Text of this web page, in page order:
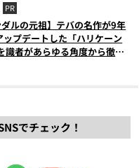
PR
ダルの元祖】テバの名作が9年
ップデートした「ハリケーン
識者があらゆる角度から徹底
でチェック！